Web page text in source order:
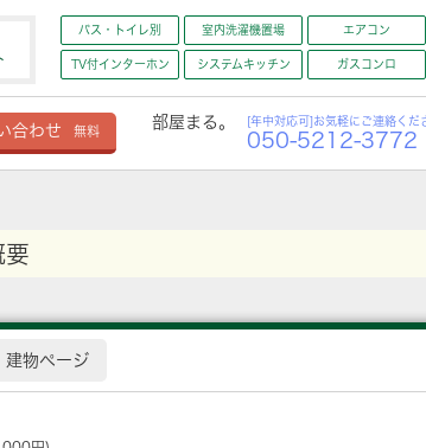
バス・トイレ別 室内洗濯機置場 エアコン
TV付インターホン システムキッチン ガスコンロ
合わせ 無料
部屋まる。 [年中対応可]お気軽にご連絡くだ
050-5212-3772
要
建物ページ